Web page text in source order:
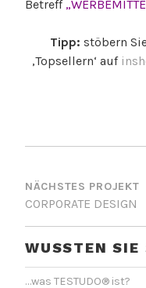
Betreff „
Tipp: stöbern
‚Topsellern‘ auf
NÄCHSTES PROJEKT
CORPORATE DESIGN
WUSSTEN SIE
…was TESTUDO® ist?